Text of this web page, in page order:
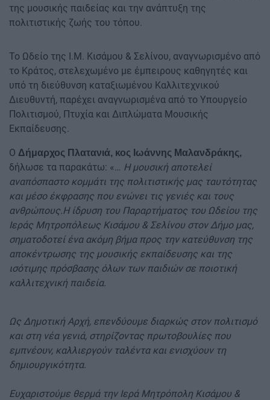
της μουσικής παιδείας και την ανάπτυξη της
πολιτιστικής ζωής του τόπου.
Το Ωδείο της Ι.Μ. Κισάμου & Σελίνου, αναγνωρισμένο από
το Κράτος, στελεχωμένο με έμπειρους καθηγητές και
υπό τη διεύθυνση καταξιωμένου Καλλιτεχνικού
Διευθυντή, παρέχει αναγνωρισμένα από το Υπουργείο
Πολιτισμού, Πτυχία και Διπλώματα Μουσικής
Εκπαίδευσης.
Ο Δήμαρχος Πλατανιά, κος Ιωάννης Μαλανδράκης,
δήλωσε τα παρακάτω: «… Η μουσική αποτελεί
αναπόσπαστο κομμάτι της πολιτιστικής μας ταυτότητας
και μέσο έκφρασης που ενώνει τις γενιές και τους
ανθρώπους.Η ίδρυση του Παραρτήματος του Ωδείου της
Ιεράς Μητροπόλεως Κισάμου & Σελίνου στον Δήμο μας,
σηματοδοτεί ένα ακόμη βήμα προς την κατεύθυνση της
αποκέντρωσης της μουσικής εκπαίδευσης και της
ισότιμης πρόσβασης όλων των παιδιών σε ποιοτική
καλλιτεχνική παιδεία.
Ως Δημοτική Αρχή, επενδύουμε διαρκώς στον πολιτισμό
και στη νέα γενιά, στηρίζοντας πρωτοβουλίες που
εμπνέουν, καλλιεργούν ταλέντα και ενισχύουν τη
δημιουργικότητα.
Ευχαριστούμε θερμά την Ιερά Μητρόπολη Κισάμου &